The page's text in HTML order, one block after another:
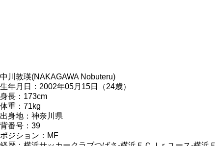
中川敦瑛(NAKAGAWA Nobuteru)
生年月日：2002年05月15日（24歳）
身長：173cm
体重：71kg
出身地：神奈川県
背番号：39
ポジション：MF